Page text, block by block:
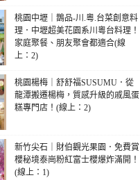
桃園中壢｜鵲品-川.粵.台菜創意料
理．中壢超美花園系川粵台料理！
家庭聚餐、朋友聚會都適合(線
上：2)
桃園楊梅｜舒舒福SUSUMU．從
龍潭搬遷楊梅，質感升級的戚風蛋
糕專門店！(線上：2)
新竹尖石｜財伯觀光果園．免費賞
櫻秘境泰崗粉紅富士櫻爆炸滿開！
(線上：1)